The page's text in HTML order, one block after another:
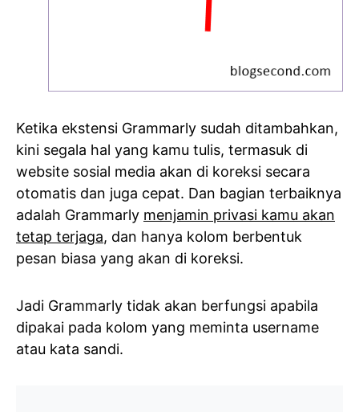
Ketika ekstensi Grammarly sudah ditambahkan,
kini segala hal yang kamu tulis, termasuk di
website sosial media akan di koreksi secara
otomatis dan juga cepat. Dan bagian terbaiknya
adalah Grammarly menjamin privasi kamu akan
tetap terjaga, dan hanya kolom berbentuk
pesan biasa yang akan di koreksi.
Jadi Grammarly tidak akan berfungsi apabila
dipakai pada kolom yang meminta username
atau kata sandi.